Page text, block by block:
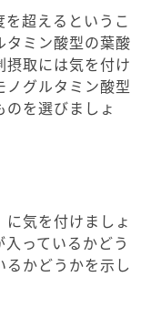
超えるというこ
タミン酸型の葉酸
取には気を付け
グルタミン酸型
を選びましょ
気を付けましょ
っているかどう
かどうかを示し